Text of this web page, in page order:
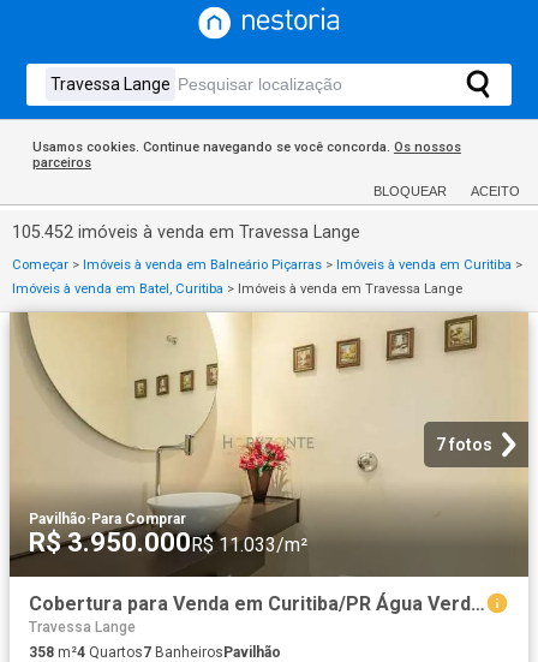
Usamos cookies. Continue navegando se você concorda. Os nossos
parceiros
BLOQUEAR ACEITO
105.452 imóveis à venda em Travessa Lange
Começar > Imóveis à venda em Balneário Piçarras > Imóveis à venda em Curitiba >
Imóveis à venda em Batel, Curitiba > Imóveis à venda em Travessa Lange
7 fotos
Pavilhão· Para Comprar
R$ 3.950.000R$ 11.033/m²
Cobertura para Venda em Curitiba/PR Água Verde 4 Quartos
Travessa Lange
358 m²4 Quartos7 BanheirosPavilhão